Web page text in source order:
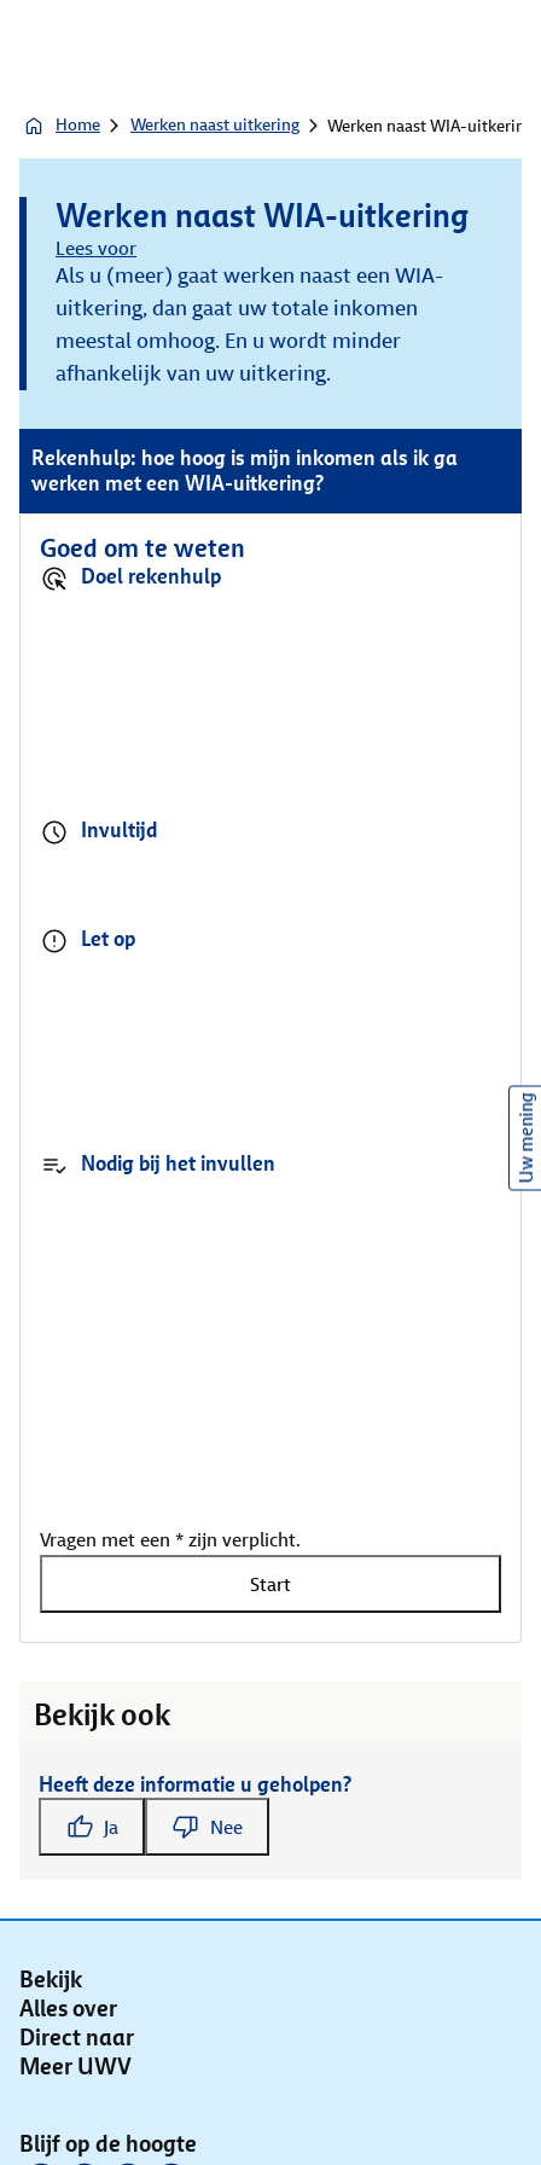
Home Werken naast uitkering Werken naast WIA-uitkering
Werken naast WIA-uitkering
Lees voor
Als u (meer) gaat werken naast een WIA-
uitkering, dan gaat uw totale inkomen
meestal omhoog. En u wordt minder
afhankelijk van uw uitkering.
Rekenhulp: hoe hoog is mijn inkomen als ik ga
werken met een WIA-uitkering?
Goed om te weten
Doel rekenhulp
Invultijd
Let op
Nodig bij het invullen
Vragen met een * zijn verplicht.
Start
Bekijk ook
Heeft deze informatie u geholpen?
Ja Nee
Bekijk
Alles over
Direct naar
Meer UWV
Blijf op de hoogte
Uw mening